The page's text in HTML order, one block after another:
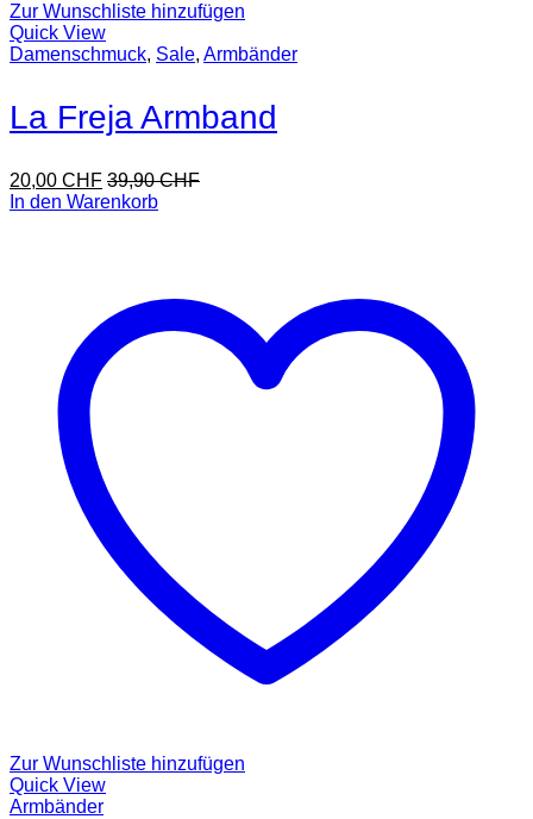
Zur Wunschliste hinzufügen
Quick View
Damenschmuck, Sale, Armbänder
La Freja Armband
20,00 CHF 39,90CHF
In den Warenkorb
Zur Wunschliste hinzufügen
Quick View
Armbänder